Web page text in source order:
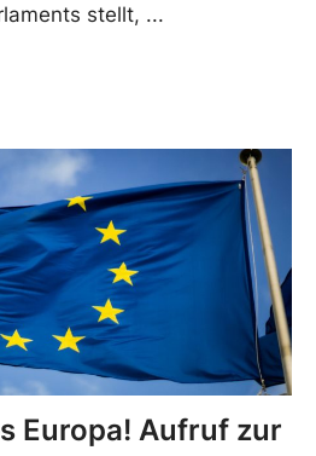
stellt,
Europa! Aufruf zur